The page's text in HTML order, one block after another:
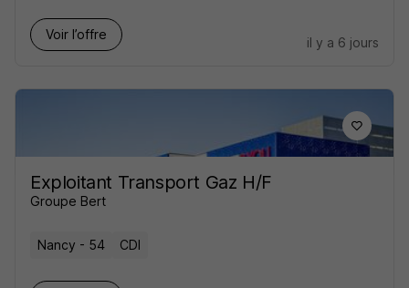
Voir l’offre
il y a 6 jours
Exploitant Transport Gaz H/F
Groupe Bert
Nancy - 54 CDI